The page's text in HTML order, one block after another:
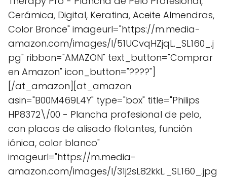
Cerámica, Digital, Keratina, Aceite Almendras,
Color Bronce" imageurl="https://m.media-
amazon.com/images/I/51UCvqHZjqL._SL160_.j
pg" ribbon="AMAZON" text_button="Comprar
en Amazon" icon_button="????"]
[/at_amazon][at_amazon
asin="B00M469L4Y" type="box" title="Philips
HP8372\/00 - Plancha profesional de pelo,
con placas de alisado flotantes, función
iónica, color blanco"
imageurl="https://m.media-
amazon.com/images/I/31j2sL82kkL._SL160_.jpg